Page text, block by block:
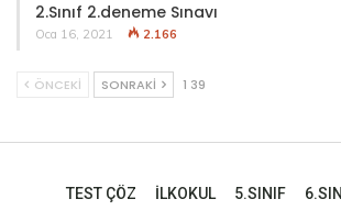
2.Sınıf 2.deneme Sınavı
Oca 16, 2021 2.166
ÖNCEKI SONRAKI 1 39
TEST ÇÖZ İLKOKUL 5.SINIF